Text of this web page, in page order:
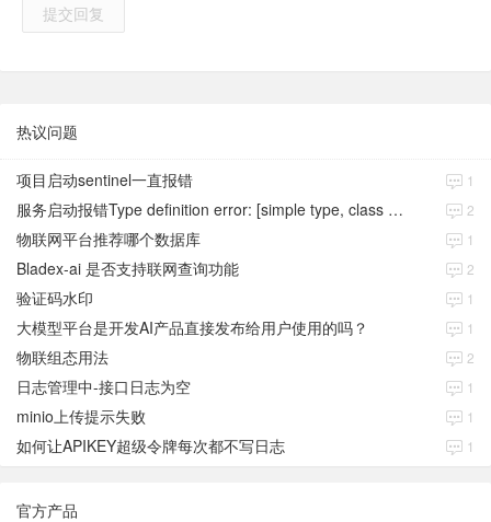
提交回复
热议问题
项目启动sentinel一直报错 1
服务启动报错Type definition error: [simple type, class java.time.Instant] 2
物联网平台推荐哪个数据库 1
Bladex-ai 是否支持联网查询功能 2
验证码水印 1
大模型平台是开发AI产品直接发布给用户使用的吗？ 1
物联组态用法 2
日志管理中-接口日志为空 1
minio上传提示失败 1
如何让APIKEY超级令牌每次都不写日志 1
官方产品